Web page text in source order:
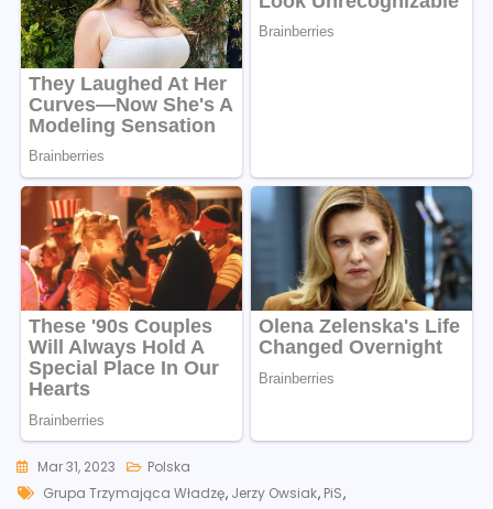
Mar 31, 2023
Polska
Tags
Grupa Trzymająca Władzę, Jerzy Owsiak, PiS,